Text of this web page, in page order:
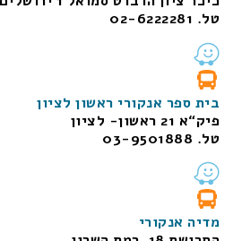
טל. 02-6222281
בית ספר אנקורי ראשון לציון
פיק“א 21 ראשון- לציון
טל. 03-9501888
מדיה אנקורי